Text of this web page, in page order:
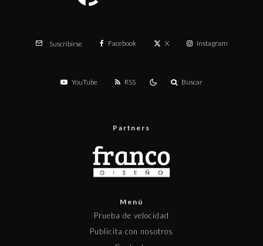
Suscribirse Facebook X Instagram
YouTube RSS Buscar
Partners
Menú
Prueba de velocidad
Publicita con nosotros